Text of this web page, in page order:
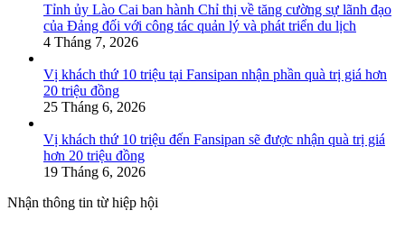
Tỉnh ủy Lào Cai ban hành Chỉ thị về tăng cường sự lãnh đạo
của Đảng đối với công tác quản lý và phát triển du lịch
4 Tháng 7, 2026
Vị khách thứ 10 triệu tại Fansipan nhận phần quà trị giá hơn
20 triệu đồng
25 Tháng 6, 2026
Vị khách thứ 10 triệu đến Fansipan sẽ được nhận quà trị giá
hơn 20 triệu đồng
19 Tháng 6, 2026
Nhận thông tin từ hiệp hội